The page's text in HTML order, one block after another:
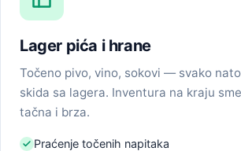
Lager pića i hrane
Točeno pivo, vino, sokovi — svako
skida sa lagera. Inventura na kraju
tačna i brza.
Praćenje točenih napitaka